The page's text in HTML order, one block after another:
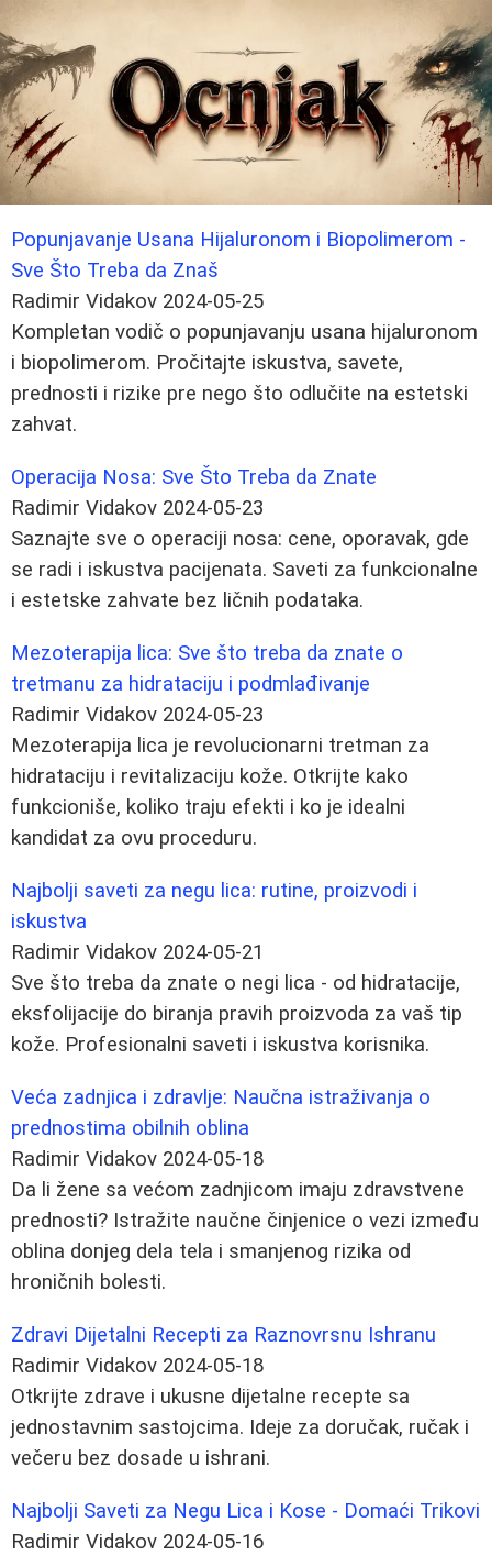
Popunjavanje Usana Hijaluronom i Biopolimerom -
Sve Što Treba da Znaš
Radimir Vidakov 2024-05-25
Kompletan vodič o popunjavanju usana hijaluronom
i biopolimerom. Pročitajte iskustva, savete,
prednosti i rizike pre nego što odlučite na estetski
zahvat.
Operacija Nosa: Sve Što Treba da Znate
Radimir Vidakov 2024-05-23
Saznajte sve o operaciji nosa: cene, oporavak, gde
se radi i iskustva pacijenata. Saveti za funkcionalne
i estetske zahvate bez ličnih podataka.
Mezoterapija lica: Sve što treba da znate o
tretmanu za hidrataciju i podmlađivanje
Radimir Vidakov 2024-05-23
Mezoterapija lica je revolucionarni tretman za
hidrataciju i revitalizaciju kože. Otkrijte kako
funkcioniše, koliko traju efekti i ko je idealni
kandidat za ovu proceduru.
Najbolji saveti za negu lica: rutine, proizvodi i
iskustva
Radimir Vidakov 2024-05-21
Sve što treba da znate o negi lica - od hidratacije,
eksfolijacije do biranja pravih proizvoda za vaš tip
kože. Profesionalni saveti i iskustva korisnika.
Veća zadnjica i zdravlje: Naučna istraživanja o
prednostima obilnih oblina
Radimir Vidakov 2024-05-18
Da li žene sa većom zadnjicom imaju zdravstvene
prednosti? Istražite naučne činjenice o vezi između
oblina donjeg dela tela i smanjenog rizika od
hroničnih bolesti.
Zdravi Dijetalni Recepti za Raznovrsnu Ishranu
Radimir Vidakov 2024-05-18
Otkrijte zdrave i ukusne dijetalne recepte sa
jednostavnim sastojcima. Ideje za doručak, ručak i
večeru bez dosade u ishrani.
Najbolji Saveti za Negu Lica i Kose - Domaći Trikovi
Radimir Vidakov 2024-05-16